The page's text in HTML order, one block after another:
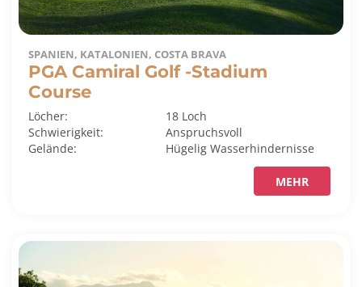
SPANIEN, KATALONIEN, COSTA BRAVA
PGA Camiral Golf -Stadium
Course
Löcher:
18 Loch
Schwierigkeit:
Anspruchsvoll
Gelände:
HügeligWasserhindernisse
MEHR